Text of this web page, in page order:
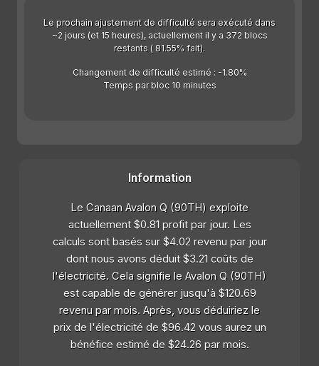
Le prochain ajustement de difficulté sera exécuté dans
~2 jours (et 15 heures), actuellement il y a 372 blocs
restants ( 81.55% fait).
Changement de difficulté estimé : -1.80%
Temps par bloc 10 minutes
Information
Le Canaan Avalon Q (90TH) exploite
actuellement $0.81 profit par jour. Les
calculs sont basés sur $4.02 revenu par jour
dont nous avons déduit $3.21 coûts de
l'électricité. Cela signifie le Avalon Q (90TH)
est capable de générer jusqu'à $120.69
revenu par mois. Après, vous déduiriez le
prix de l'électricité de $96.42 vous aurez un
bénéfice estimé de $24.26 par mois.